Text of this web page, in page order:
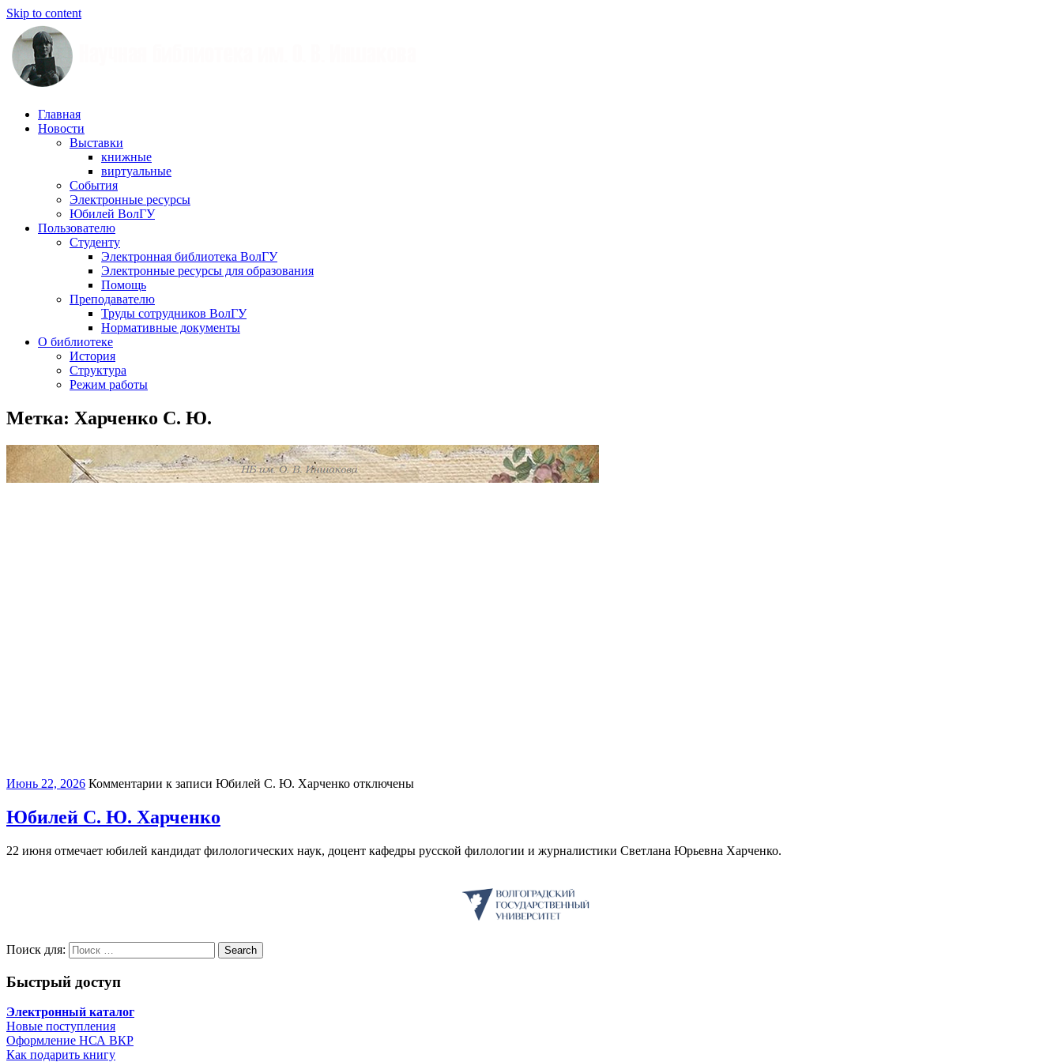
Skip to content
Научная
библиотека
Иншакова
Главная
Новости
Выставки
книжные
виртуальные
События
Электронные ресурсы
Юбилей ВолГУ
Пользователю
Студенту
Электронная библиотека ВолГУ
Электронные ресурсы для образования
Помощь
Преподавателю
Труды сотрудников ВолГУ
Нормативные документы
О библиотеке
История
Структура
Режим работы
Метка: Харченко С. Ю.
Июнь 22, 2026 Комментарии к записи Юбилей C. Ю. Харченко отключены
Юбилей C. Ю. Харченко
22 июня отмечает юбилей кандидат филологических наук, доцент кафедры русской филологии и журналистики Светлана Юрьевна Харченко.
Поиск для: Search
Быстрый доступ
Электронный каталог
Новые поступления
Оформление НСА ВКР
Как подарить книгу